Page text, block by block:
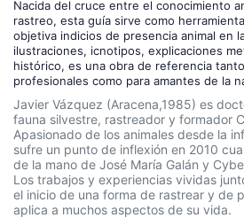
Nacida del cruce entre el conocimiento
rastreo, esta guía sirve como
objetiva indicios de presencia animal en
ilustraciones, icnotipos, explicaciones
histórico, es una obra de referencia
profesionales como para amantes de la
Javier Vázquez (Aracena,1985) es
fauna silvestre, rastreador y formador
Apasionado de los animales desde la
sufre un punto de inflexión en 2010
de la mano de José María Galán y
Los trabajos y experiencias vividas
el inicio de una forma de rastrear y de
aplica a muchos aspectos de su vida.